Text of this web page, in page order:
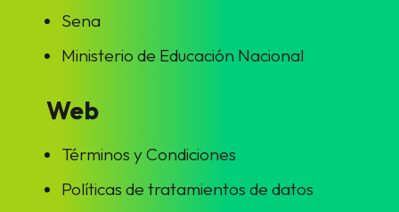
Sena
Ministerio de Educación Nacional
Web
Términos y Condiciones
Políticas de tratamientos de datos